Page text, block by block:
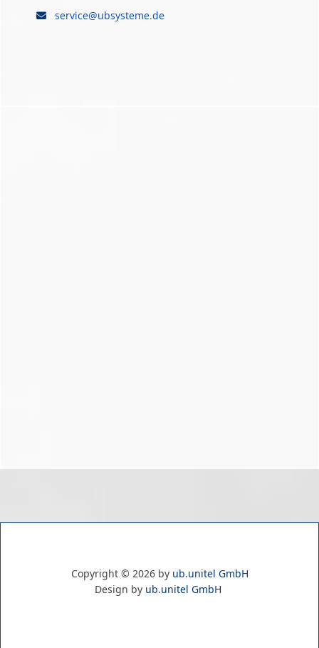
service@ubsysteme.de
Copyright © 2026by ub.unitel GmbH
Design by ub.unitel GmbH